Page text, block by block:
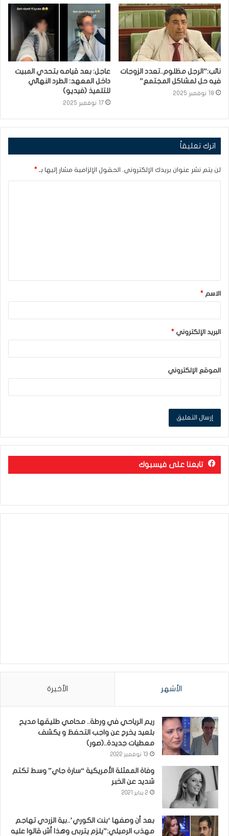
نائب:”الرجل مظلوم..تعدد الزوجات
فيه حل لمشاكل المجتمع”
18 نوفمبر 2025
عاجل: بعد قيامه بتحدي المبيت
داخل المعهد: الطرد النهائي
للتلميذ (فيديو)
17 نوفمبر 2025
اترك تعليقاً
لن يتم نشر عنوان بريدك الإلكتروني. الحقول الإلزامية مشار إليها بـ *
ق
*الاسم *
البريد الإلكتروني *
الموقع الإلكتروني
تابعنا على فيسبوك
الأشهر الأخيرة
ريم الرياحي في ورطة.. محامي طليقها مديح
بلعيد يخرج عن واجب التحفظ و يكشف
معطيات جديدة..(صور)
13 نوفمبر 2022
وفاة الممثلة الأمريكية “سارة جاي” وسط تكتم
شديد عن الخبر
2 يناير 2021
بعد أن وصفها ‘بنت الكوري’..بية الزردي تهاجم
مهذب الرميلي:”يلزم يتربى وهذا أش قالوا عليه